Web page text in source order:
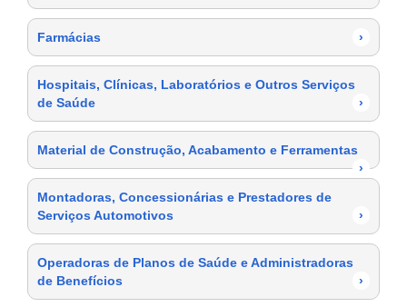
Farmácias ›
Hospitais, Clínicas, Laboratórios e Outros Serviços
de Saúde
›
Material de Construção, Acabamento e Ferramentas
›
Montadoras, Concessionárias e Prestadores de
Serviços Automotivos
›
Operadoras de Planos de Saúde e Administradoras
de Benefícios
›